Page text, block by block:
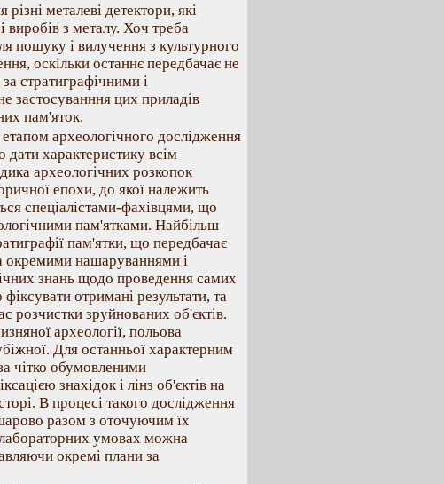
металеві детектори, які
виробів з металу. Хоч треба
пошуку і вилучення з культурного
оскільки останнє передбачає не
стратиграфічними і
застосуванння цих приладів
пам'яток.
археологічного дослідження
характеристику всім
археологічних розкопок
епохи, до якої належить
спеціалістами-фахівцями, що
пам'ятками. Найбільш
пам'ятки, що передбачає
окремими нашаруваннями і
знань щодо проведення самих
отримані результати, та
розчистки зруйнованих об'єктів.
археології, польова
Для останньої характерним
чітко обумовленими
знахідок і лінз об'єктів на
В процесі такого дослідження
разом з оточуючим їх
умовах можна
окремі плани за